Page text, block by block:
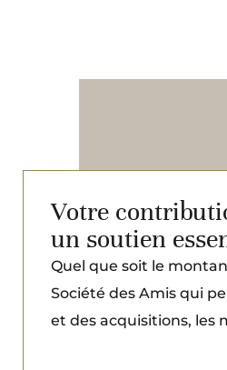
Votre
un soutien
Quel que soit le
Société des Amis qui
et des acquisitions, les